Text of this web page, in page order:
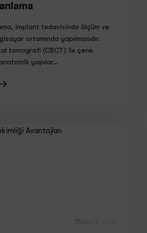
implant tedavisinde ölçüm ve
ortamında yapılmasıdır.
tomografi (CBCT) ile çene
yapılar…